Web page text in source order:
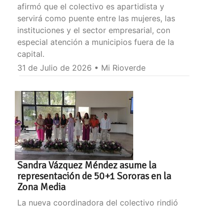
afirmó que el colectivo es apartidista y
servirá como puente entre las mujeres, las
instituciones y el sector empresarial, con
especial atención a municipios fuera de la
capital.
31 de Julio de 2026 • Mi Rioverde
Sandra Vázquez Méndez asume la
representación de 50+1 Sororas en la
Zona Media
La nueva coordinadora del colectivo rindió